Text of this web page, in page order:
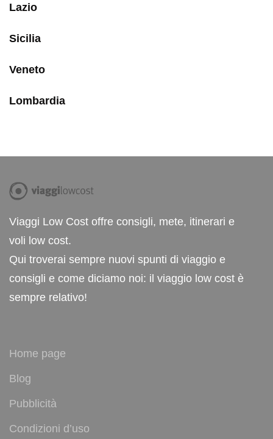
Lazio
Sicilia
Veneto
Lombardia
Viaggi Low Cost offre consigli, mete, itinerari e
voli low cost.
Qui troverai sempre nuovi spunti di viaggio e
consigli e come diciamo noi: il viaggio low cost è
sempre relativo!
Home page
Blog
Pubblicità
Condizioni d’uso